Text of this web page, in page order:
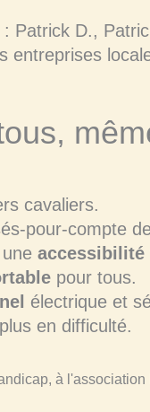
Patrick D.,
entreprises
cavaliers.
pour-compte
accessibilité
pour tous.
électrique et
en difficulté.